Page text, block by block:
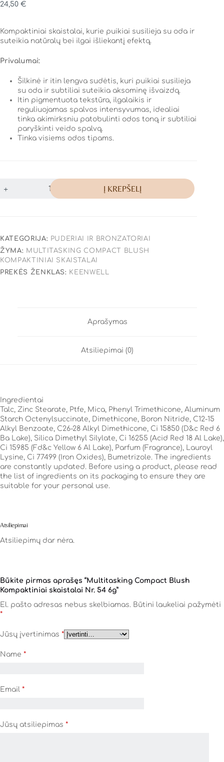
24,50 €
Kompaktiniai skaistalai, kurie puikiai susilieja su oda ir
suteikia natūralų bei ilgai išliekantį efektą.
Privalumai:
Šilkinė ir itin lengva sudėtis, kuri puikiai susilieja
su oda ir subtiliai suteikia aksominę išvaizdą.
Itin pigmentuota tekstūra, ilgalaikis ir
reguliuojamas spalvos intensyvumas, idealiai
tinka akimirksniu patobulinti odos toną ir subtiliai
paryškinti veido spalvą.
Tinka visiems odos tipams.
Į KREPŠELĮ
KATEGORIJA: PUDERIAI IR BRONZATORIAI
ŽYMA: MULTITASKING COMPACT BLUSH
KOMPAKTINIAI SKAISTALAI
PREKĖS ŽENKLAS: KEENWELL
Aprašymas
Atsiliepimai (0)
Ingredientai
Talc, Zinc Stearate, Ptfe, Mica, Phenyl Trimethicone, Aluminum
Starch Octenylsuccinate, Dimethicone, Boron Nitride, C12-15
Alkyl Benzoate, C26-28 Alkyl Dimethicone, Ci 15850 (D&c Red 6
Ba Lake), Silica Dimethyl Silylate, Ci 16255 (Acid Red 18 Al Lake),
Ci 15985 (Fd&c Yellow 6 Al Lake), Parfum (Fragrance), Lauroyl
Lysine, Ci 77499 (Iron Oxides), Bumetrizole. The ingredients
are constantly updated. Before using a product, please read
the list of ingredients on its packaging to ensure they are
suitable for your personal use.
Atsiliepimai
Atsiliepimų dar nėra.
Būkite pirmas aprašęs “Multitasking Compact Blush
Kompaktiniai skaistalai Nr. 54 6g”
El. pašto adresas nebus skelbiamas. Būtini laukeliai pažymėti
*
Jūsų įvertinimas *
Name *
Email *
Jūsų atsiliepimas *